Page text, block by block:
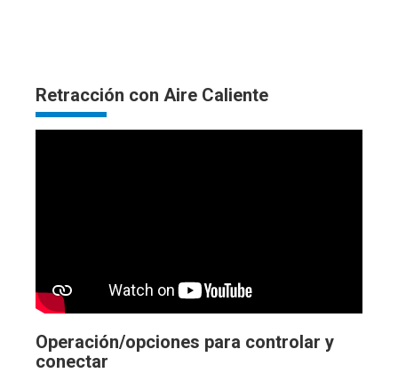
Retracción con Aire Caliente
Operación/opciones para controlar y
conectar